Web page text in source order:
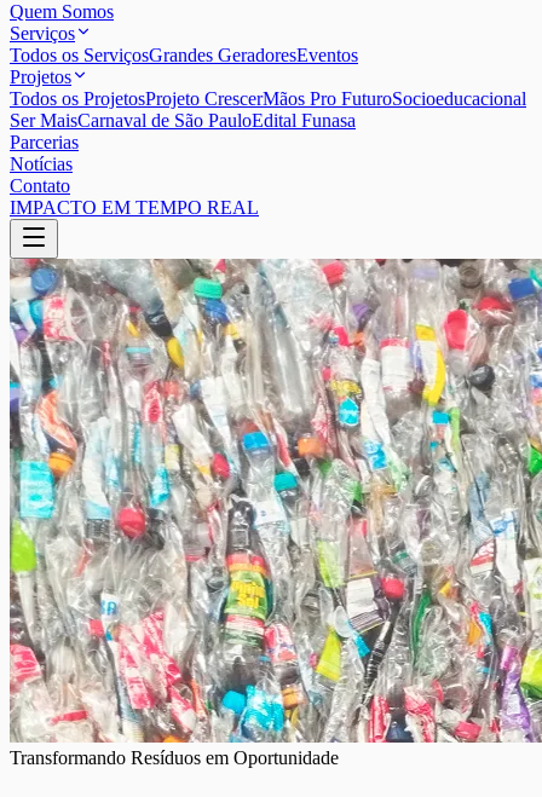
Quem Somos
Serviços
Todos os ServiçosGrandes GeradoresEventos
Projetos
Todos os ProjetosProjeto CrescerMãos Pro FuturoSocioeducacional
Ser MaisCarnaval de São PauloEdital Funasa
Parcerias
Notícias
Contato
IMPACTO EM TEMPO REAL
Transformando Resíduos em Oportunidade